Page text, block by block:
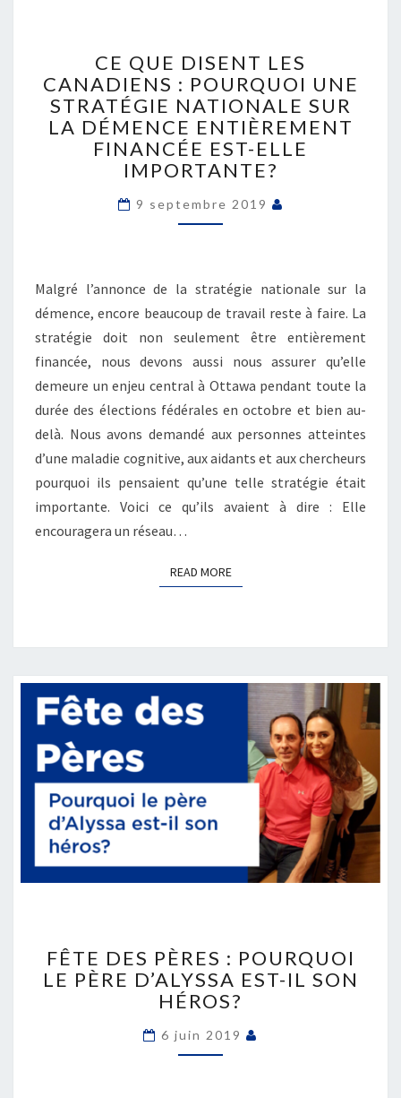
DISENT
LES
CANADIENS
:
POURQUOI
UNE
NATIONALE
SUR
ENTIÈREMENT
FINANCÉE
ELLE
IMPORTANTE?
CE QUE DISENT LES
CANADIENS : POURQUOI UNE
STRATÉGIE NATIONALE SUR
LA DÉMENCE ENTIÈREMENT
FINANCÉE EST-ELLE
IMPORTANTE?
9 septembre 2019
Malgré l’annonce de la stratégie nationale sur la
démence, encore beaucoup de travail reste à faire. La
stratégie doit non seulement être entièrement
financée, nous devons aussi nous assurer qu’elle
demeure un enjeu central à Ottawa pendant toute la
durée des élections fédérales en octobre et bien au-
delà. Nous avons demandé aux personnes atteintes
d’une maladie cognitive, aux aidants et aux chercheurs
pourquoi ils pensaient qu’une telle stratégie était
importante. Voici ce qu’ils avaient à dire : Elle
encouragera un réseau…
READ MOREREAD MORE
PÈRES
:
POURQUOI
PÈRE
FÊTE DES PÈRES : POURQUOI
LE PÈRE D’ALYSSA EST-IL SON
HÉROS?
6 juin 2019